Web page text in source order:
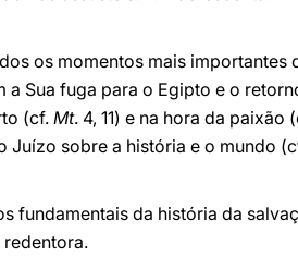
os momentos mais importantes
a Sua fuga para o Egipto e o
(cf. Mt. 4, 11) e na hora da paixão
Juízo sobre a história e o mundo
fundamentais da história da
redentora.